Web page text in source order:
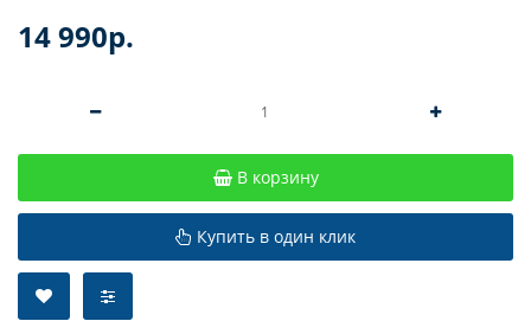
14 990р.
В корзину
Купить в один клик